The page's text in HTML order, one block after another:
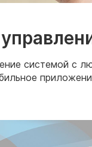
системой с